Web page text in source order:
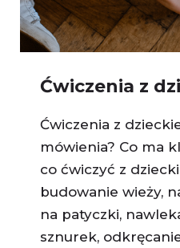
Ćwiczenia z
Ćwiczenia z
mówienia? Co ma
co ćwiczyć z
budowanie wieży,
na patyczki,
sznurek,